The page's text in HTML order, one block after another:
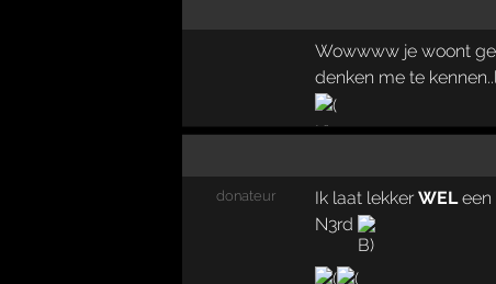
Wowwww je woont
denken me te
donateur Ik laat lekker WELeen
N3rd